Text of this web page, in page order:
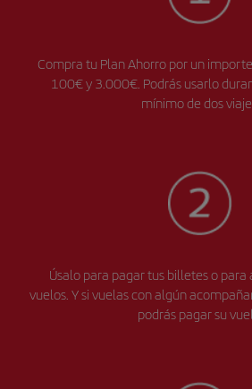
Compra tu Plan Ahorro por un
100€ y 3.000€. Podrás usarlo
mínimo de dos
Úsalo para pagar tus billetes o para
vuelos. Y si vuelas con algún
podrás pagar su